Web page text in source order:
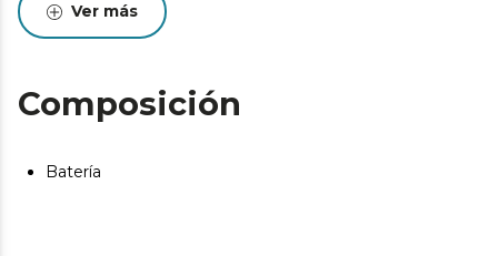
Ver más
Composición
Batería